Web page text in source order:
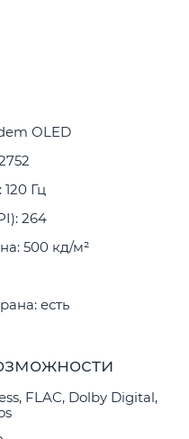
OLED
Гц
264
500 кд/м²
есть
FLAC, Dolby Digital,